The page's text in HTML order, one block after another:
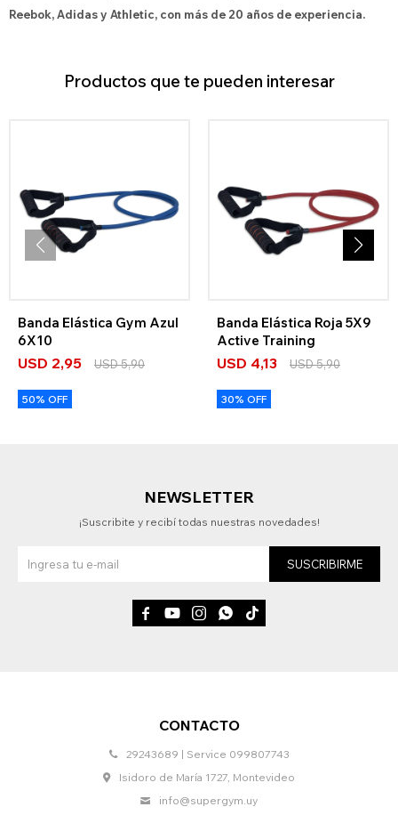
Reebok, Adidas y Athletic, con más de 20 años de experiencia.
Productos que te pueden interesar
Banda Elástica Gym Azul
6X10
USD 2,95 USD5,90
50% OFF
Banda Elástica Roja 5X9
Active Training
USD 4,13 USD5,90
30% OFF
CONTACTO
29243689 | Service 099807743
Isidoro de María 1727, Montevideo
info@supergym.uy
NEWSLETTER
¡Suscribite y recibí todas nuestras novedades!
SUSCRIBIRME
    